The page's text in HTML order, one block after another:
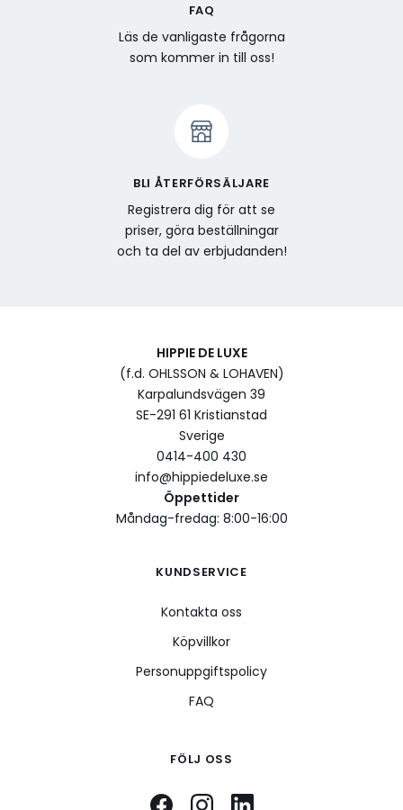
FAQ
Läs de vanligaste frågorna
som kommer in till oss!
BLI ÅTERFÖRSÄLJARE
Registrera dig för att se
priser, göra beställningar
och ta del av erbjudanden!
HIPPIE DE LUXE
(f.d. OHLSSON & LOHAVEN)
Karpalundsvägen 39
SE-291 61 Kristianstad
Sverige
0414-400 430
info@hippiedeluxe.se
Öppettider
Måndag-fredag: 8:00-16:00
KUNDSERVICE
Kontakta oss
Köpvillkor
Personuppgiftspolicy
FAQ
FÖLJ OSS